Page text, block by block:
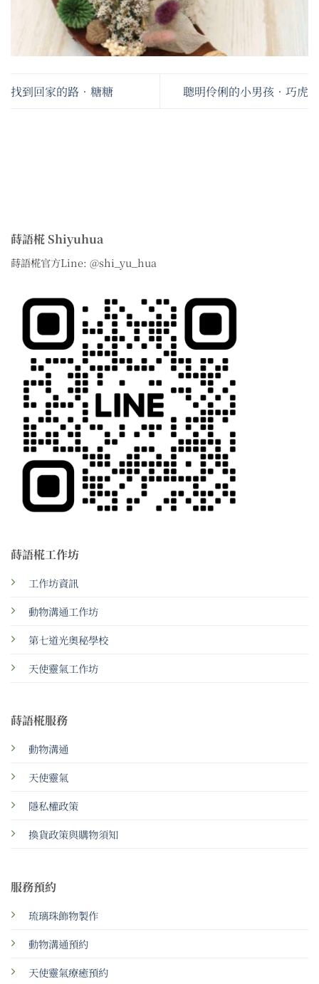
找到回家的路•糖糖 聰明伶俐的小男孩•巧虎
蒔語椛 Shiyuhua
蒔語椛官方Line: @shi_yu_hua
蒔語椛工作坊
工作坊資訊
動物溝通工作坊
第七道光奧秘學校
天使靈氣工作坊
蒔語椛服務
動物溝通
天使靈氣
隱私權政策
換貨政策與購物須知
服務預約
琉璃珠飾物製作
動物溝通預約
天使靈氣療癒預約